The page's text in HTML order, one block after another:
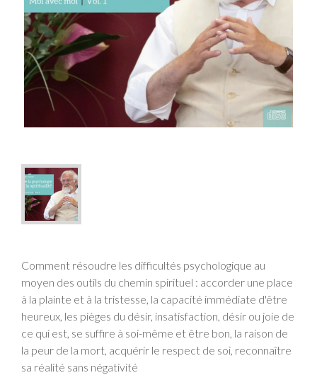
Comment résoudre les difficultés psychologique au
moyen des outils du chemin spirituel : accorder une place
à la plainte et à la tristesse, la capacité immédiate d'être
heureux, les pièges du désir, insatisfaction, désir ou joie de
ce qui est, se suffire à soi-même et être bon, la raison de
la peur de la mort, acquérir le respect de soi, reconnaître
sa réalité sans négativité